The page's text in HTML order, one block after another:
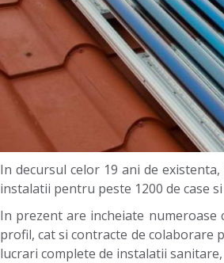
In decursul celor 19 ani de
instalatii pentru peste 1200 de case
In prezent are incheiate
profil, cat si contracte de colaborare
lucrari complete de instalatii